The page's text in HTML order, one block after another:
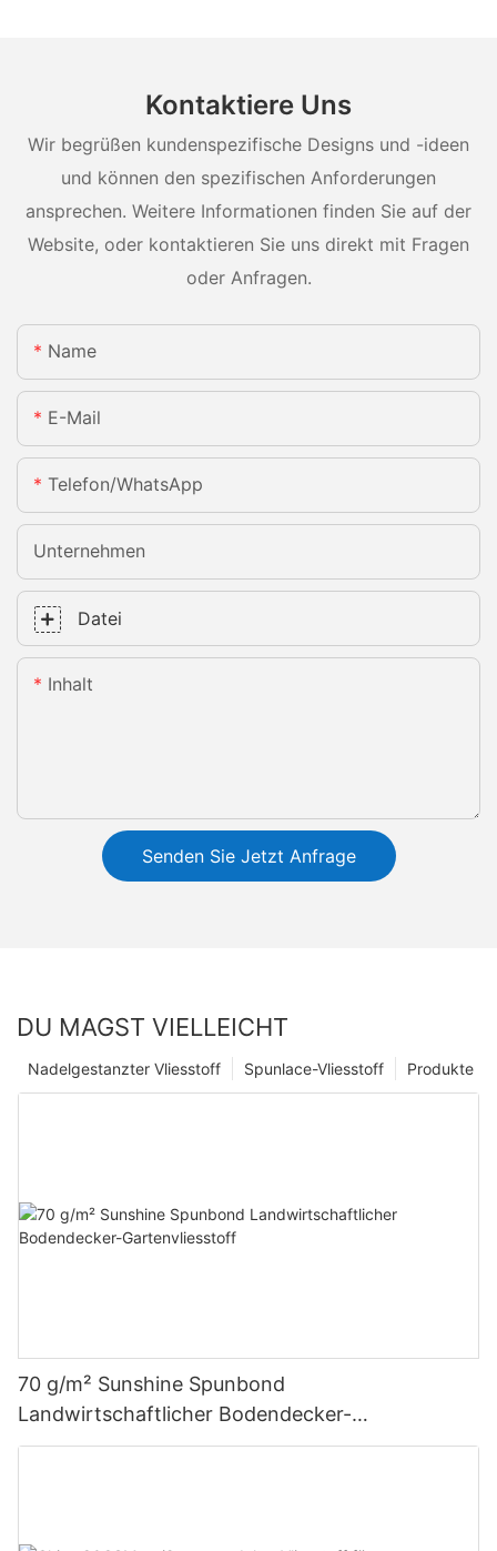
Kontaktiere Uns
Wir begrüßen kundenspezifische Designs und -ideen
und können den spezifischen Anforderungen
ansprechen. Weitere Informationen finden Sie auf der
Website, oder kontaktieren Sie uns direkt mit Fragen
oder Anfragen.
Name
E-Mail
Telefon/WhatsApp
Unternehmen
Datei
Inhalt
Senden Sie Jetzt Anfrage
DU MAGST VIELLEICHT
Produkte
Spunlace-Vliesstoff
Nadelgestanzter Vliesstoff
70 g/m² Sunshine Spunbond
Landwirtschaftlicher Bodendecker-
Gartenvliesstoff